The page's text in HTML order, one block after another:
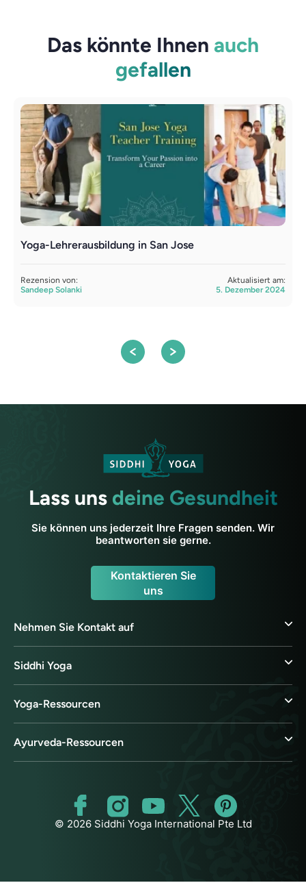
Das könnte Ihnen auch
gefallen
Yoga-Lehrerausbildung in San Jose
Rezension von:
Sandeep Solanki
Aktualisiert am:
5. Dezember 2024
Lass uns deine Gesundheit
Sie können uns jederzeit Ihre Fragen senden. Wir
beantworten sie gerne.
Kontaktieren Sie
uns
Nehmen Sie Kontakt auf
Siddhi Yoga
Yoga-Ressourcen
Ayurveda-Ressourcen
© 2026 Siddhi Yoga International Pte Ltd